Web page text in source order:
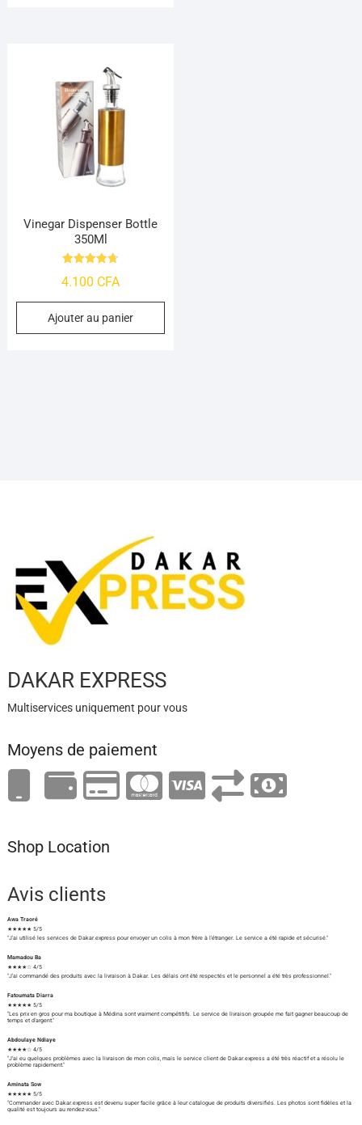
Vinegar Dispenser Bottle
350Ml
4.7
4.100 CFA
Ajouter au panier
DAKAR EXPRESS
Multiservices uniquement pour vous
Moyens de paiement
Shop Location
Avis clients
Awa Traoré
★★★★★ 5/5
"J'ai utilisé les services de Dakar.express pour envoyer un colis à mon frère à l'étranger. Le service a été rapide et sécurisé."
Mamadou Ba
★★★★☆ 4/5
"J'ai commandé des produits avec la livraison à Dakar. Les délais ont été respectés et le personnel a été très professionnel."
Fatoumata Diarra
★★★★★ 5/5
"Les prix en gros pour ma boutique à Médina sont vraiment compétitifs. Le service de livraison groupée me fait gagner beaucoup de
temps et d'argent."
Abdoulaye Ndiaye
★★★★☆ 4/5
"J'ai eu quelques problèmes avec la livraison de mon colis, mais le service client de Dakar.express a été très réactif et a résolu le
problème rapidement."
Aminata Sow
★★★★★ 5/5
"Commander avec Dakar.express est devenu super facile grâce à leur catalogue de produits diversifiés. Les photos sont fidèles et la
qualité est toujours au rendez-vous."